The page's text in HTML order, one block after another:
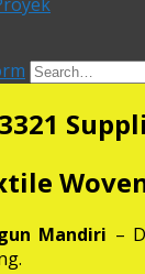
Mandiri –